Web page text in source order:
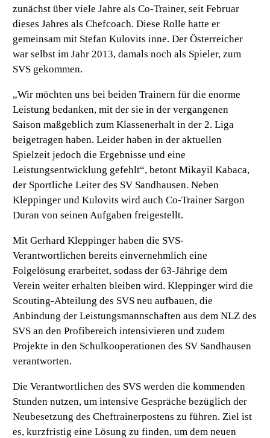
zunächst über viele Jahre als Co-Trainer, seit Februar
dieses Jahres als Chefcoach. Diese Rolle hatte er
gemeinsam mit Stefan Kulovits inne. Der Österreicher
war selbst im Jahr 2013, damals noch als Spieler, zum
SVS gekommen.
„Wir möchten uns bei beiden Trainern für die enorme
Leistung bedanken, mit der sie in der vergangenen
Saison maßgeblich zum Klassenerhalt in der 2. Liga
beigetragen haben. Leider haben in der aktuellen
Spielzeit jedoch die Ergebnisse und eine
Leistungsentwicklung gefehlt“, betont Mikayil Kabaca,
der Sportliche Leiter des SV Sandhausen. Neben
Kleppinger und Kulovits wird auch Co-Trainer Sargon
Duran von seinen Aufgaben freigestellt.
Mit Gerhard Kleppinger haben die SVS-
Verantwortlichen bereits einvernehmlich eine
Folgelösung erarbeitet, sodass der 63-Jährige dem
Verein weiter erhalten bleiben wird. Kleppinger wird die
Scouting-Abteilung des SVS neu aufbauen, die
Anbindung der Leistungsmannschaften aus dem NLZ des
SVS an den Profibereich intensivieren und zudem
Projekte in den Schulkooperationen des SV Sandhausen
verantworten.
Die Verantwortlichen des SVS werden die kommenden
Stunden nutzen, um intensive Gespräche bezüglich der
Neubesetzung des Cheftrainerpostens zu führen. Ziel ist
es, kurzfristig eine Lösung zu finden, um dem neuen